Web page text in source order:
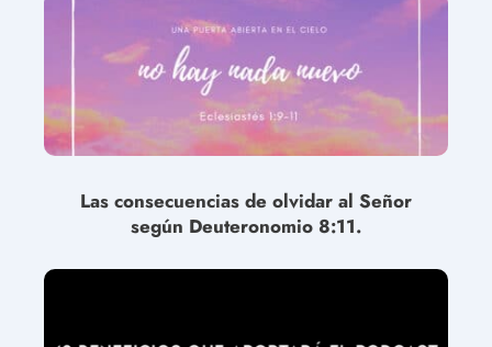
Las consecuencias de olvidar al Señor
según Deuteronomio 8:11.